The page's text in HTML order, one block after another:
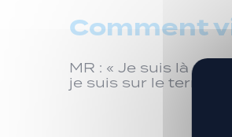
Comment
MR : « Je suis là
je suis sur le terrain